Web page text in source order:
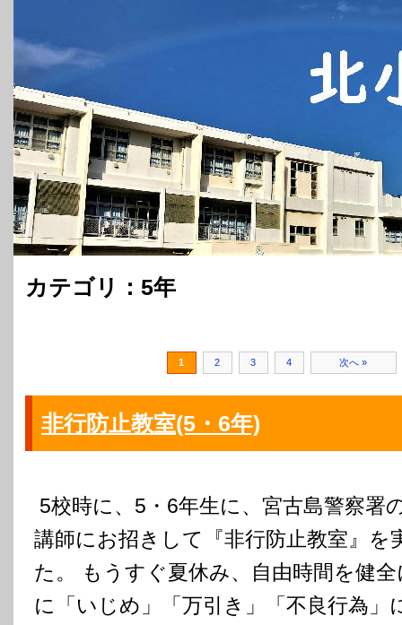
カテゴリ：5年
1 2 3 4 次へ »
非行防止教室(5・6年)
5校時に、5・6年生に、宮古島警察署
講師にお招きして『非行防止教室』を
た。 もうすぐ夏休み、自由時間を健
に「いじめ」「万引き」「不良行為